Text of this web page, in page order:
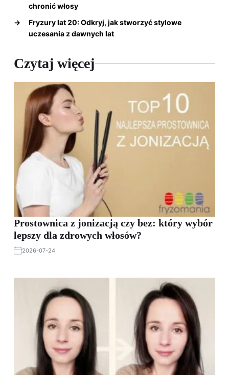
chronić włosy
→
Fryzury lat 20: Odkryj, jak stworzyć stylowe
uczesania z dawnych lat
Czytaj więcej
Prostownica z jonizacją czy bez: który wybór
lepszy dla zdrowych włosów?
2026-07-24